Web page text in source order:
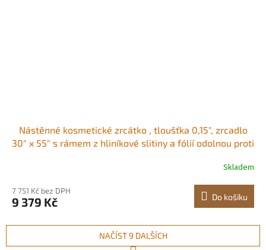
Nástěnné kosmetické zrcátko , tloušťka 0,15", zrcadlo
30" x 55" s rámem z hliníkové slitiny a fólií odolnou proti
tvaru Z, vhodné do koupelny/ložnice/obývacího pokoje
Skladem
7 751 Kč bez DPH
9 379 Kč Do košíku
NAČÍST 9 DALŠÍCH